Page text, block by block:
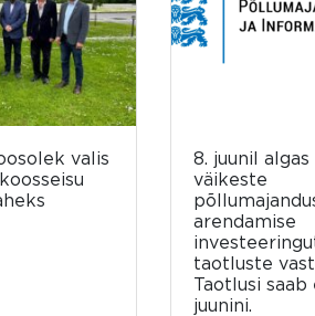
valis
8. juunil algas
väikeste
arendamise
taotluste
Taotlusi saab
juunini.